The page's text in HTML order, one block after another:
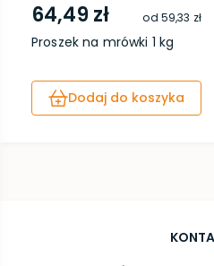
64,49 zł od 59,33 zł
Proszek na mrówki 1 kg
Dodaj do koszyka